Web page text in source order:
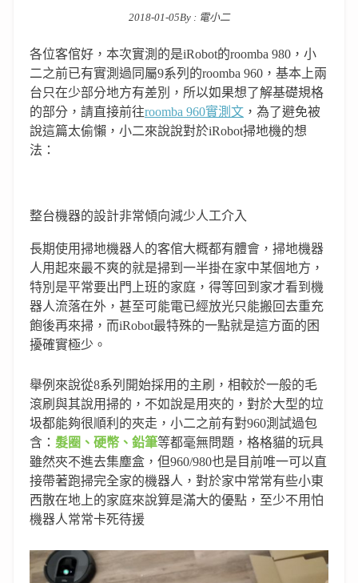
2018-01-05By : 電小二
各位客倌好，本次實測的是iRobot的roomba 980，小
二之前已有實測過同屬9系列的roomba 960，基本上兩
台只在少部分地方有差別，所以如果想了解基礎規格
的部分，請直接前往roomba 960實測文 ，為了避免被
說這篇太偷懶，小二來說說對於iRobot掃地機的想
法：
整台機器的設計非常傾向減少人工介入
長期使用掃地機器人的客倌大概都有體會，掃地機器
人用起來最不爽的就是掃到一半掛在家中某個地方，
特別是平常要出門上班的家庭，得等回到家才看到機
器人流落在外，甚至可能電已經放光只能搬回去重充
飽後再來掃，而iRobot最特殊的一點就是這方面的困
擾確實極少。
舉例來說從8系列開始採用的主刷，相較於一般的毛
滾刷與其說用掃的，不如說是用夾的，對於大型的垃
圾都能夠很順利的夾走，小二之前有對960測試過包
含： 髮圈、硬幣、鉛筆等都毫無問題，格格貓的玩具
雖然夾不進去集塵盒，但960/980也是目前唯一可以直
接帶著跑掃完全家的機器人，對於家中常常有些小東
西散在地上的家庭來說算是滿大的優點，至少不用怕
機器人常常卡死待援